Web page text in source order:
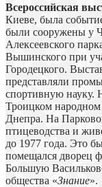
Всероссийская
Киеве, была
были сооружены у
Алексеевского
Вышинского при
Городецкого.
представляли
спортивную науку.
Троицком народном
Днепра. На
птицеводства и
до 1977 года. Это
помещался дворец
Большую
общества «Знание».